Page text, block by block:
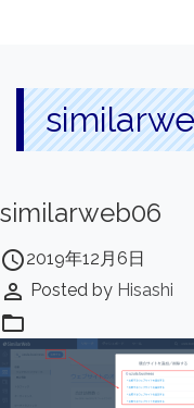
similarweb06
access_time2019年12月6日
perm_identity Posted by Hisashi
folder_open